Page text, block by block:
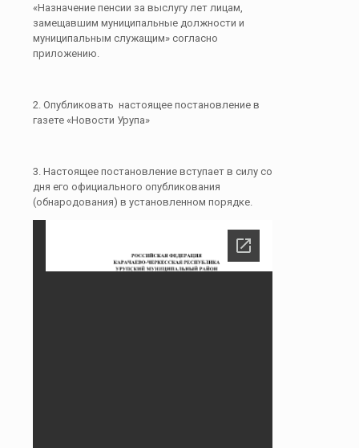
«Назначение пенсии за выслугу лет лицам,
замещавшим муниципальные должности и
муниципальным служащим» согласно
приложению.
2. Опубликовать настоящее постановление в
газете «Новости Урупа»
3. Настоящее постановление вступает в силу со
дня его официального опубликования
(обнародования) в установленном порядке.